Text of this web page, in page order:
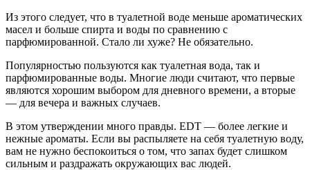
Из этого следует, что в туалетной воде меньше ароматических
масел и больше спирта и воды по сравнению с
парфюмированной. Стало ли хуже? Не обязательно.
Популярностью пользуются как туалетная вода, так и
парфюмированные воды. Многие люди считают, что первые
являются хорошим выбором для дневного времени, а вторые
— для вечера и важных случаев.
В этом утверждении много правды. EDT — более легкие и
нежные ароматы. Если вы распыляете на себя туалетную воду,
вам не нужно беспокоиться о том, что запах будет слишком
сильным и раздражать окружающих вас людей.